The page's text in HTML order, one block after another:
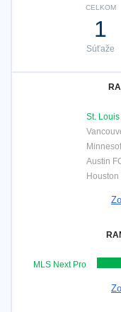
CELKOM
1
Súťaže
Austin FC
MLS Next Pro